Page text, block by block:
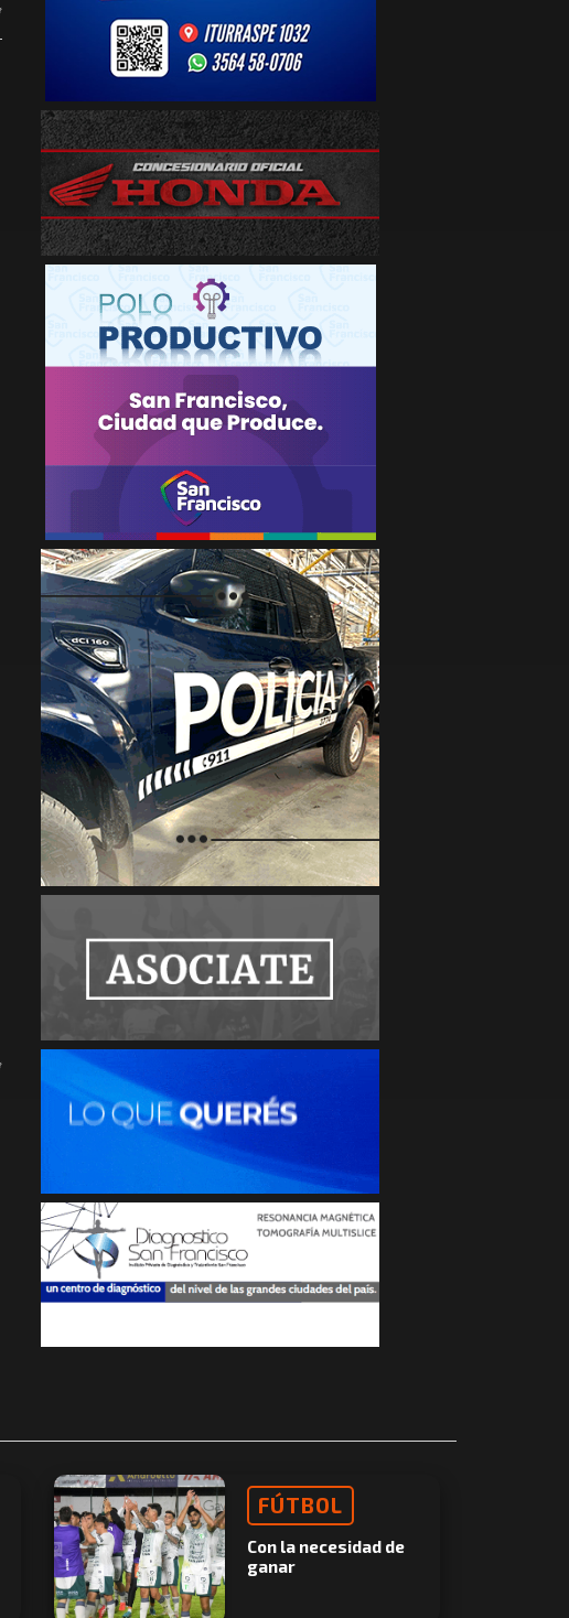
FÚTBOL
Con la necesidad de
ganar